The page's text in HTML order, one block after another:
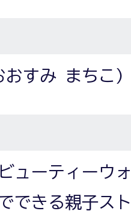
すみ まちこ)
ューティーウ
できる親子ス